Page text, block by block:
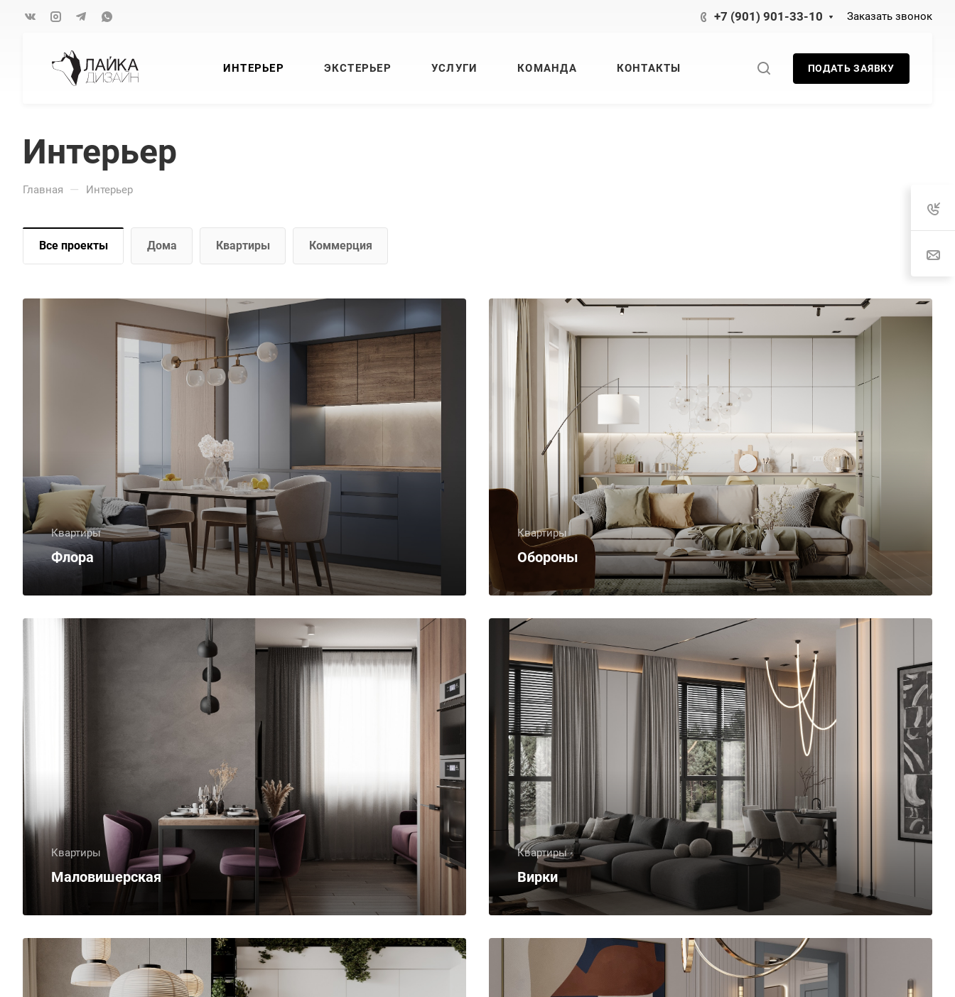
+7 (901) 901-33-10 Заказать звонок
ИНТЕРЬЕР ЭКСТЕРЬЕР УСЛУГИ КОМАНДА КОНТАКТЫ ПОДАТЬ ЗАЯВКУ
Интерьер
Главная — Интерьер
Все проекты Дома Квартиры Коммерция
Квартиры
Флора
Квартиры
Обороны
Квартиры
Маловишерская
Квартиры
Вирки